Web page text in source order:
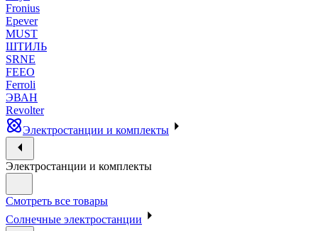
Fronius
Epever
MUST
ШТИЛЬ
SRNE
FEEO
Ferroli
ЭВАН
Revolter
Электростанции и комплекты
Электростанции и комплекты
Смотреть все товары
Солнечные электростанции